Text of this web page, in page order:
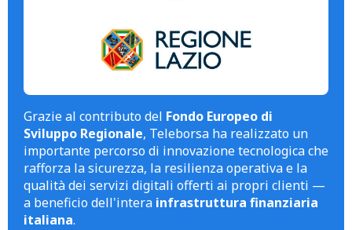
Grazie al contributo del Fondo Europeo di
Sviluppo Regionale, Teleborsa ha realizzato un
importante percorso di innovazione tecnologica che
rafforza la sicurezza, la resilienza operativa e la
qualità dei servizi digitali offerti ai propri clienti —
a beneficio dell'intera infrastruttura finanziaria
italiana.